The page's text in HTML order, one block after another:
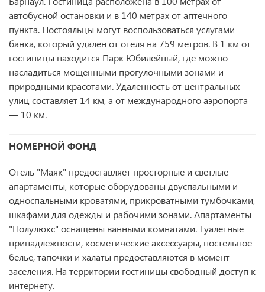
автобусной остановки и в 140 метрах от аптечного
пункта. Постояльцы могут воспользоваться услугами
банка, который удален от отеля на 759 метров. В 1 км от
гостиницы находится Парк Юбилейный, где можно
насладиться мощенными прогулочными зонами и
природными красотами. Удаленность от центральных
улиц составляет 14 км, а от международного аэропорта
— 10 км.
НОМЕРНОЙ ФОНД
Отель "Маяк" предоставляет просторные и светлые
апартаменты, которые оборудованы двуспальными и
односпальными кроватями, прикроватными тумбочками,
шкафами для одежды и рабочими зонами. Апартаменты
"Полулюкс" оснащены ванными комнатами. Туалетные
принадлежности, косметические аксессуары, постельное
белье, тапочки и халаты предоставляются в момент
заселения. На территории гостиницы свободный доступ к
интернету.